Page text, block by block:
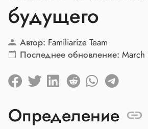
будущего
Автор: Familiarize Team
Последнее обновление:
Определение